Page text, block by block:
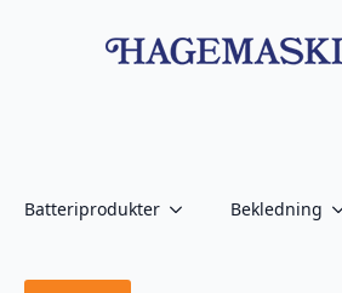
Batteriprodukter Bekledning